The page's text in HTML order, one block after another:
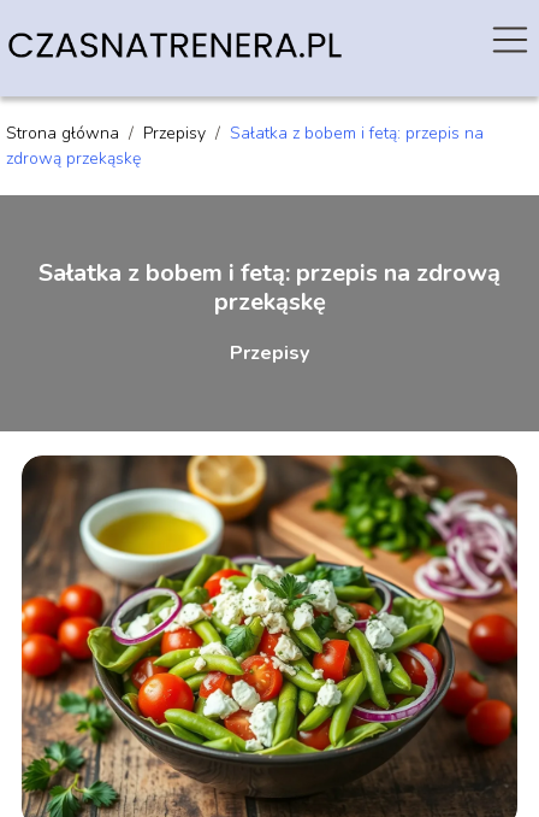
Strona główna / Przepisy / Sałatka z bobem i fetą: przepis na
zdrową przekąskę
Sałatka z bobem i fetą: przepis na zdrową
przekąskę
Przepisy